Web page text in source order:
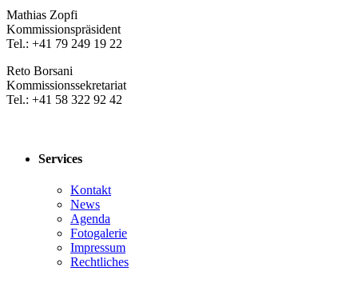
​Mathias Zopfi
Kommissionspräsident
Tel.: +41 79 249 19 22
Reto Borsani
Kommissionssekretariat
Tel.: +41 58 322 92 42
Services
Kontakt
News
Agenda
Fotogalerie
Impressum
Rechtliches